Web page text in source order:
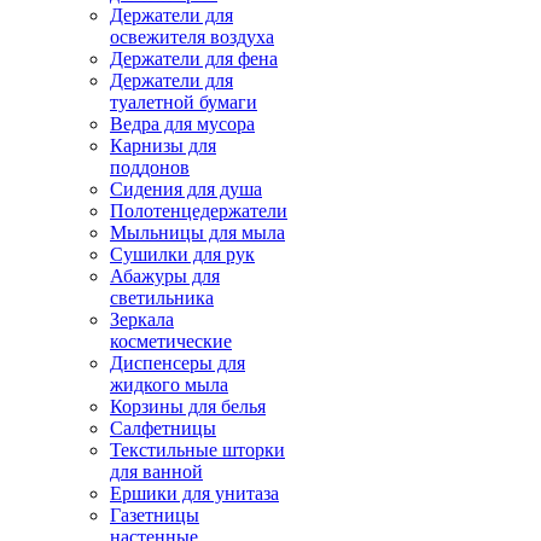
Держатели для
освежителя воздуха
Держатели для фена
Держатели для
туалетной бумаги
Ведра для мусора
Карнизы для
поддонов
Сидения для душа
Полотенцедержатели
Мыльницы для мыла
Сушилки для рук
Абажуры для
светильника
Зеркала
косметические
Диспенсеры для
жидкого мыла
Корзины для белья
Салфетницы
Текстильные шторки
для ванной
Ершики для унитаза
Газетницы
настенные